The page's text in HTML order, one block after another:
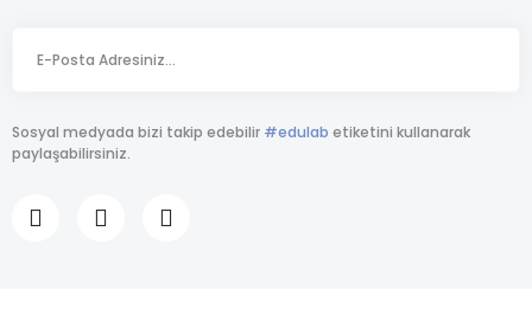
Sosyal medyada bizi takip edebilir #edulab etiketini kullanarak
paylaşabilirsiniz.